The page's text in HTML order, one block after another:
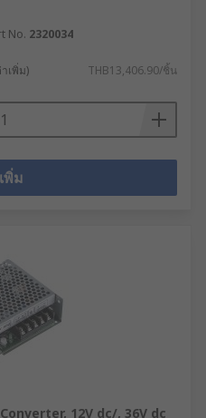
No. 2320034
เพิ่ม) THB13,406.90/ชิ้น
พิ่ม
Converter, 12V dc/, 36V dc